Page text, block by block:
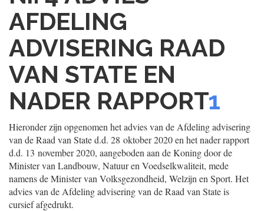
AFDELING
ADVISERING RAAD
VAN STATE EN
NADER RAPPORT1
Hieronder zijn opgenomen het advies van de Afdeling advisering
van de Raad van State d.d. 28 oktober 2020 en het nader rapport
d.d. 13 november 2020, aangeboden aan de Koning door de
Minister van Landbouw, Natuur en Voedselkwaliteit, mede
namens de Minister van Volksgezondheid, Welzijn en Sport. Het
advies van de Afdeling advisering van de Raad van State is
cursief afgedrukt.